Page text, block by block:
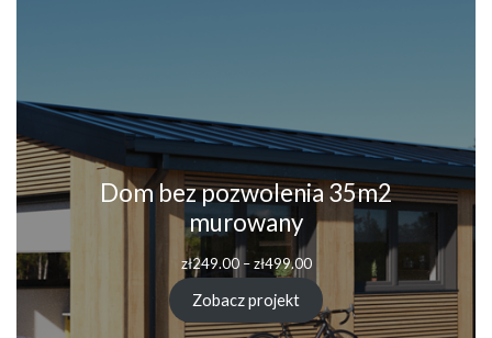
Dom bez pozwolenia 35m2
murowany
zł249.00 – zł499.00
Zobacz projekt